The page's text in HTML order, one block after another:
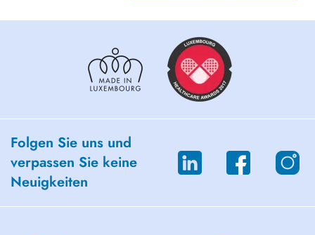
Folgen Sie uns und
verpassen Sie keine
Neuigkeiten